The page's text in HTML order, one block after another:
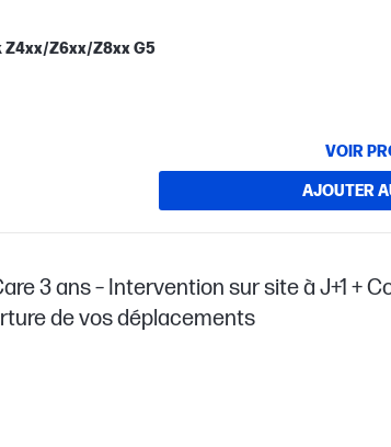
Z4xx/Z6xx/Z8xx G5
VOIR
AJOUTER
3 ans – Intervention sur site à J+1 +
de vos déplacements